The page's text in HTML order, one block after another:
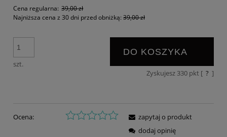
Cena regularna: 39,00 zł
Najniższa cena z 30 dni przed obniżką: 39,00 zł
szt.
DO KOSZYKA
Zyskujesz 330pkt [ ? ]
Ocena:
zapytaj o produkt
dodaj opinię